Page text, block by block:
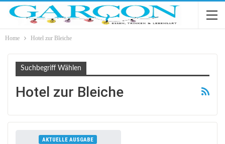
Home Hotel zur Bleiche
Suchbegriff Wählen
Hotel zur Bleiche
AKTUELLE AUSGABE